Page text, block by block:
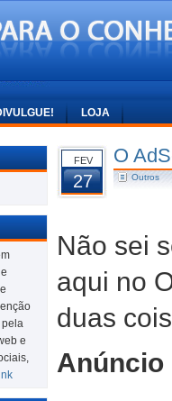
LOJA
e
FEV
27
O
Outros
Não sei
aqui no
duas
Anúncio